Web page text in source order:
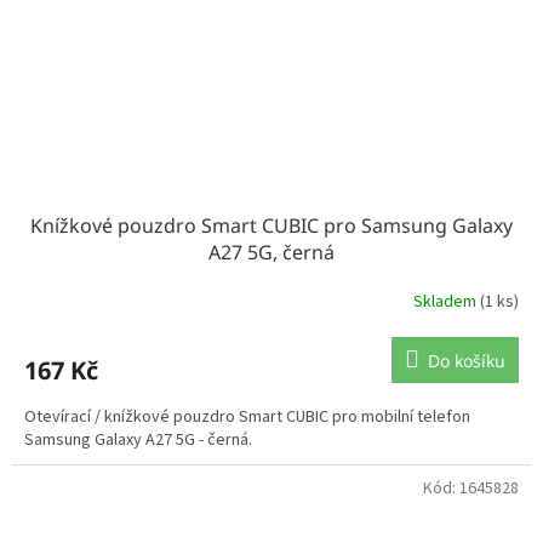
Knížkové pouzdro Smart CUBIC pro Samsung Galaxy
A27 5G, černá
Skladem (1 ks)
167 Kč Do košíku
Otevírací / knížkové pouzdro Smart CUBIC pro mobilní telefon
Samsung Galaxy A27 5G - černá.
Kód: 1645828